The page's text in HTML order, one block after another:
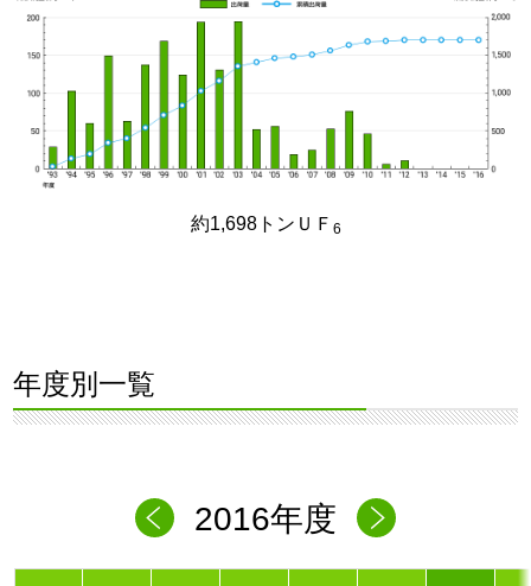
約1,698トンＵＦ 6
年度別一覧
2016年度